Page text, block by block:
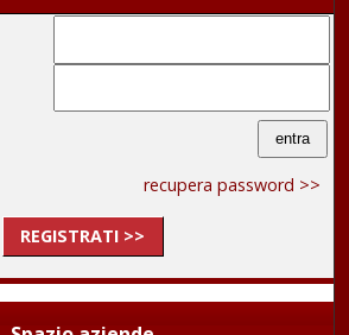
recupera password >>
REGISTRATI >>